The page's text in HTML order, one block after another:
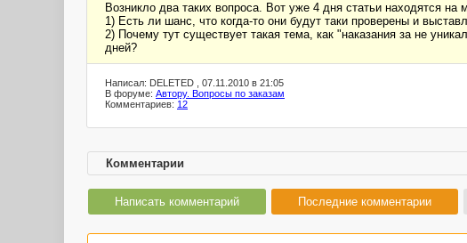
Возникло два таких вопроса. Вот уже 4 дня статьи находятся на
1) Есть ли шанс, что когда-то они будут таки проверены и
2) Почему тут существует такая тема, как "наказания за не
дней?
Написал: DELETED , 07.11.2010 в 21:05
В форуме: Автору. Вопросы по заказам
Комментариев: 12
Комментарии
Написать комментарий Последние комментарии